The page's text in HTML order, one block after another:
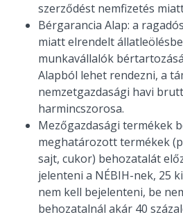
szerződést nemfizetés
Bérgarancia Alap: a
miatt elrendelt
munkavállalók
Alapból lehet rendezni, a
nemzetgazdasági havi
harmincszorosa.
Mezőgazdasági termékek
meghatározott termékek
sajt, cukor) behozatalát
jelenteni a NÉBIH-nek, 25
nem kell bejelenteni, be
behozatalnál akár 40